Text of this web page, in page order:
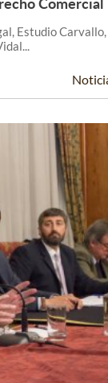
Leer Más +
Estudio Carvallo,